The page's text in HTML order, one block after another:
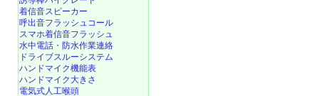
着信音スピーカー
呼出音フラッシュコール
スマホ着信音フラッシュ
水中電話 ・ 防水作業連絡
ドライブスルーシステム
ハンドマイク機能表
ハンドマイク大きさ
電気式人工喉頭